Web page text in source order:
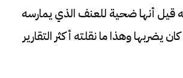
قيل أنها ضحية للعنف الذي يمارسه
يضربها وهذا ما نقلته أكثر التقارير